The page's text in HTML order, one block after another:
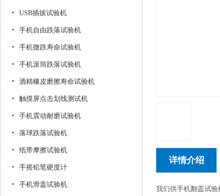
USB插拔试验机
手机自由跌落试验机
手机微跌寿命试验机
手机滚筒跌落试验机
酒精橡皮磨擦寿命试验机
触摸屏点击划线测试机
手机震动耐磨试验机
落球跌落试验机
纸带摩擦试验机
手摇铅笔硬度计
手机滑盖试验机
详情介绍
我们供手机翻盖试